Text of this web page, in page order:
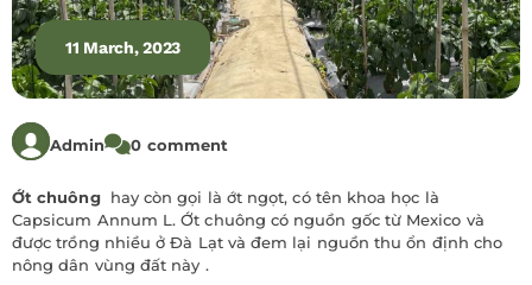
11 March, 2023
Admin 0 comment
Ớt chuông hay còn gọi là ớt ngọt, có tên khoa học là
Capsicum Annum L. Ớt chuông có nguồn gốc từ Mexico và
được trồng nhiều ở Đà Lạt và đem lại nguồn thu ổn định cho
nông dân vùng đất này .